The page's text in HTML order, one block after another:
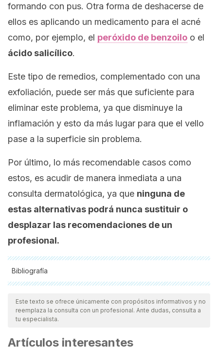
formando con pus. Otra forma de deshacerse de
ellos es aplicando un medicamento para el acné
como, por ejemplo, el peróxido de benzoilo o el
ácido salicílico.
Este tipo de remedios, complementado con una
exfoliación, puede ser más que suficiente para
eliminar este problema, ya que disminuye la
inflamación y esto da más lugar para que el vello
pase a la superficie sin problema.
Por último, lo más recomendable casos como
estos, es acudir de manera inmediata a una
consulta dermatológica, ya que ninguna de
estas alternativas podrá nunca sustituir o
desplazar las recomendaciones de un
profesional.
Bibliografía
Todas las fuentes citadas fueron revisadas a profundidad por
nuestro equipo, para asegurar su calidad, confiabilidad,
vigencia y validez.La bibliografía de este artículo fue
científica.
Este texto se ofrece únicamente con propósitos informativos y no
reemplaza la consulta con un profesional. Ante dudas, consulta a
tu especialista.
Artículos interesantes